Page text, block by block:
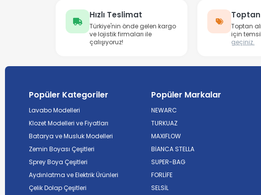
Hızlı Teslimat
Türkiye'nin önde gelen kargo
ve lojistik firmaları ile
çalışıyoruz!
Toptan
Toptan
için
geçiniz.
Popüler Kategoriler
Lavabo Modelleri
Klozet Modelleri ve Fiyatları
Batarya ve Musluk Modelleri
Zemin Boyası Çeşitleri
Sprey Boya Çeşitleri
Aydınlatma ve Elektrik Ürünleri
Çelik Dolap Çeşitleri
Popüler Markalar
NEWARC
TURKUAZ
MAXIFLOW
BİANCA STELLA
SUPER-BAG
FORLİFE
SELSİL